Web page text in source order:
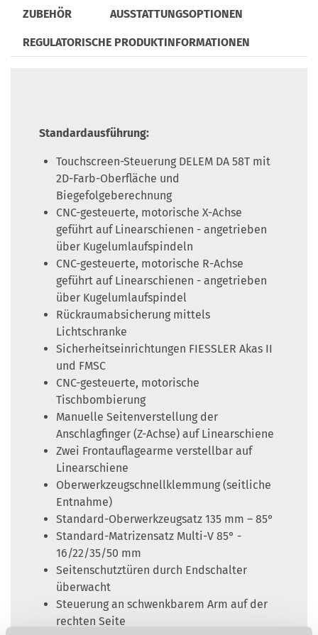
ZUBEHÖR AUSSTATTUNGSOPTIONEN
REGULATORISCHE PRODUKTINFORMATIONEN
Standardausführung:
Touchscreen-Steuerung DELEM DA 58T mit
2D-Farb-Oberfläche und
Biegefolgeberechnung
CNC-gesteuerte, motorische X-Achse
geführt auf Linearschienen - angetrieben
über Kugelumlaufspindeln
CNC-gesteuerte, motorische R-Achse
geführt auf Linearschienen - angetrieben
über Kugelumlaufspindel
Rückraumabsicherung mittels
Lichtschranke
Sicherheitseinrichtungen FIESSLER Akas II
und FMSC
CNC-gesteuerte, motorische
Tischbombierung
Manuelle Seitenverstellung der
Anschlagfinger (Z-Achse) auf Linearschiene
Zwei Frontauflagearme verstellbar auf
Linearschiene
Oberwerkzeugschnellklemmung (seitliche
Entnahme)
Standard-Oberwerkzeugsatz 135 mm – 85°
Standard-Matrizensatz Multi-V 85° -
16/22/35/50 mm
Seitenschutztüren durch Endschalter
überwacht
Steuerung an schwenkbarem Arm auf der
rechten Seite